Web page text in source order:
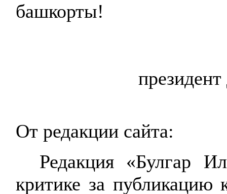
башкорты!
От редакции сайта:
Редакция «Булгар
критике за публикацию